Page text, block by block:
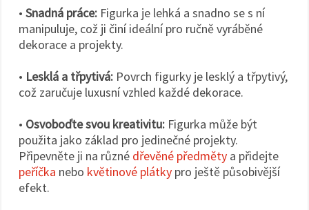
• Snadná práce: Figurka je lehká a snadno se s ní
manipuluje, což ji činí ideální pro ručně vyráběné
dekorace a projekty.
• Lesklá a třpytivá: Povrch figurky je lesklý a třpytivý,
což zaručuje luxusní vzhled každé dekorace.
• Osvoboďte svou kreativitu: Figurka může být
použita jako základ pro jedinečné projekty.
Připevněte ji na různé dřevěné předměty a přidejte
peříčka nebo květinové plátky pro ještě působivější
efekt.